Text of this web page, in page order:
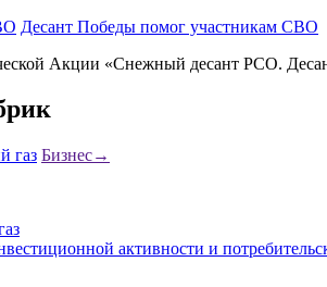
Десант Победы помог участникам СВО
Акции «Снежный десант РСО.
Бизнес→